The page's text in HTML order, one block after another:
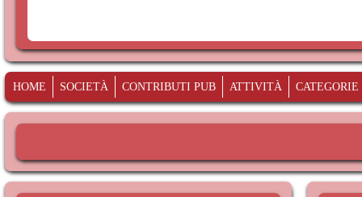
HOME SOCIETÀ CONTRIBUTI PUB ATTIVITÀ CATEGORIE